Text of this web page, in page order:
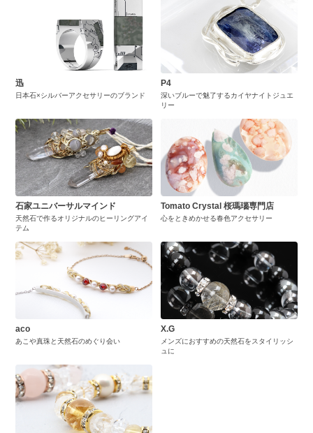
迅
日本石×シルバーアクセサリーのブランド
P4
深いブルーで魅了するカイヤナイトジュエ
リー
石家ユニバーサルマインド
天然石で作るオリジナルのヒーリングアイ
テム
Tomato Crystal 桜瑪瑙専門店
心をときめかせる春色アクセサリー
aco
あこや真珠と天然石のめぐり会い
X.G
メンズにおすすめの天然石をスタイリッシ
ュに